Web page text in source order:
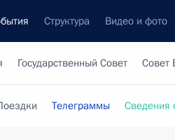
Структура Видео и фото
Государственный Совет Совет
Телеграммы Сведения